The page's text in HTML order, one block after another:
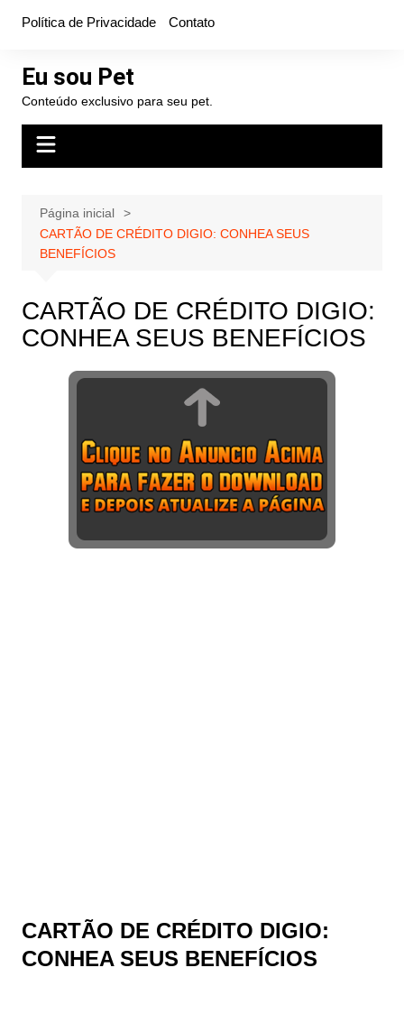
conteúdo
Política de Privacidade Contato
Eu sou Pet
Conteúdo exclusivo para seu pet.
Página inicial
CARTÃO DE CRÉDITO DIGIO: CONHEA SEUS
BENEFÍCIOS
CARTÃO DE CRÉDITO DIGIO:
CONHEA SEUS BENEFÍCIOS
CARTÃO DE CRÉDITO DIGIO:
CONHEA SEUS BENEFÍCIOS